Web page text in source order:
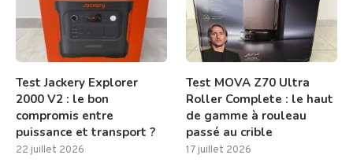
Test Jackery Explorer
2000 V2 : le bon
compromis entre
puissance et transport ?
22 juillet 2026
Test MOVA Z70 Ultra
Roller Complete : le haut
de gamme à rouleau
passé au crible
17 juillet 2026